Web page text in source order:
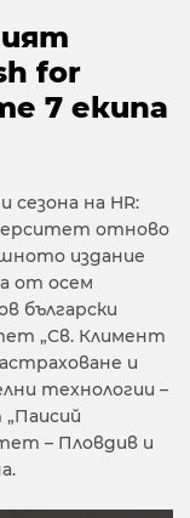
for
7 екипа
сезона на HR:
отново
издание
от осем
български
„Св. Климент
и
технологии –
– Пловдив и